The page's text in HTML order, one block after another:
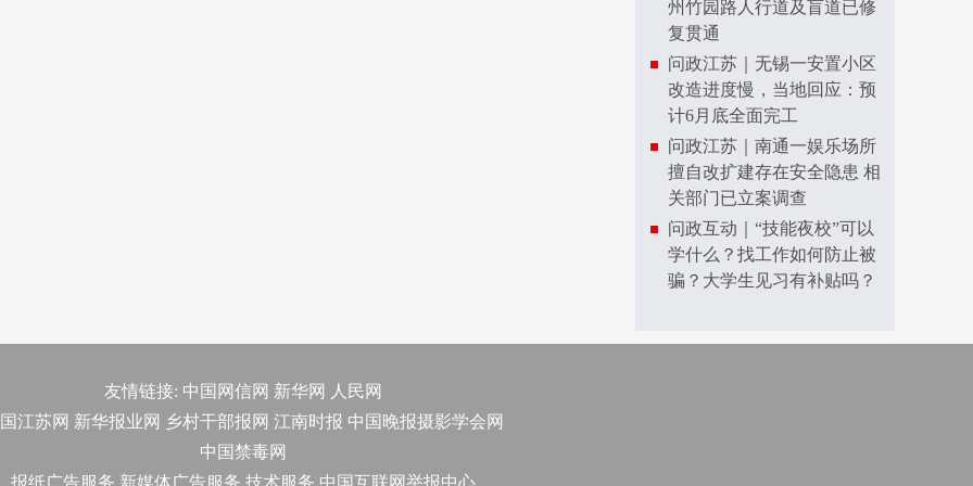
州竹园路人行道及盲道已修
复贯通
问政江苏｜无锡一安置小区
改造进度慢，当地回应：预
计6月底全面完工
问政江苏｜南通一娱乐场所
擅自改扩建存在安全隐患 相
关部门已立案调查
问政互动｜“技能夜校”可以
学什么？找工作如何防止被
骗？大学生见习有补贴吗？
友情链接: 中国网信网 新华网
人民网
江苏网 新华报业网 乡村干部报网 江南时报 中国晚报摄影学会网
中国禁毒网
报纸广告服务 新媒体广告服务 技术服务 中国互联网举报中心